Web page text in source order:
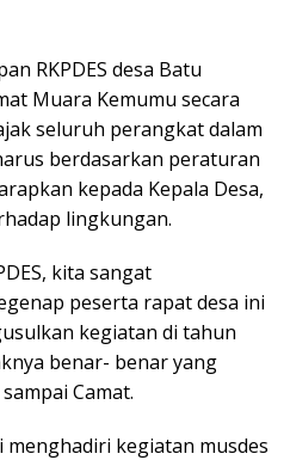
RKPDES desa Batu
Muara Kemumu secara
seluruh perangkat dalam
berdasarkan peraturan
kepada Kepala Desa,
lingkungan.
kita sangat
peserta rapat desa ini
kegiatan di tahun
benar- benar yang
Camat.
menghadiri kegiatan musdes